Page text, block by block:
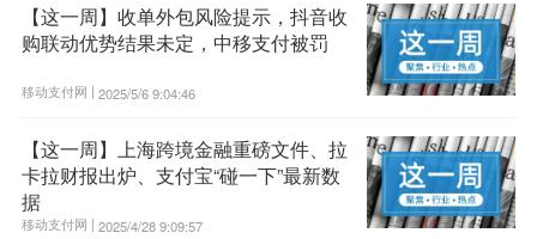
【这一周】收单外包风险提示，抖音收
购联动优势结果未定，中移支付被罚
移动支付网 | 2025/5/6 9:04:46
【这一周】上海跨境金融重磅文件、拉
卡拉财报出炉、支付宝“碰一下”最新数
据
移动支付网 | 2025/4/28 9:09:57